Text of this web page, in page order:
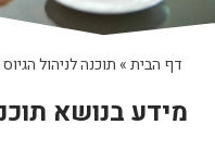
דף הבית» תוכנה לניהול
מידע בנושא